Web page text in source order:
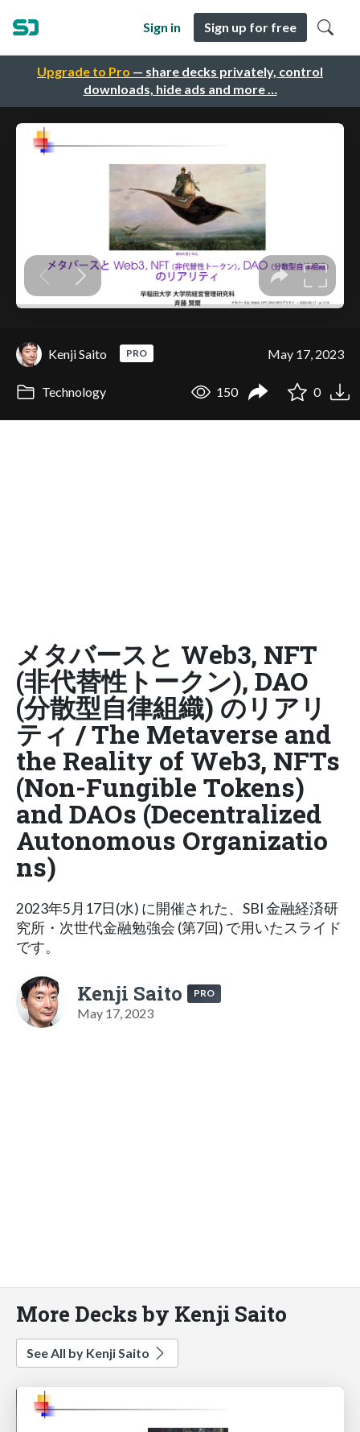
Upgrade to Pro — share decks privately, control
downloads, hide ads and more …
Sign in Sign up for free
Kenji Saito PRO May 17, 2023
Technology 150 0
メタバースと Web3, NFT
(非代替性トークン), DAO
(分散型自律組織) のリアリ
ティ / The Metaverse and
the Reality of Web3, NFTs
(Non-Fungible Tokens)
and DAOs (Decentralized
Autonomous Organizatio
ns)
2023年5月17日(水) に開催された、SBI 金融経済研
究所・次世代金融勉強会 (第7回) で用いたスライド
です。
Kenji Saito PRO
May 17, 2023
More Decks by Kenji Saito
See All by Kenji Saito